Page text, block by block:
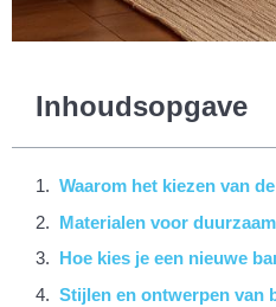
Inhoudsopgave
Waarom het kiezen van
Materialen voor
Hoe kies je een nieuwe
Stijlen en ontwerpen van